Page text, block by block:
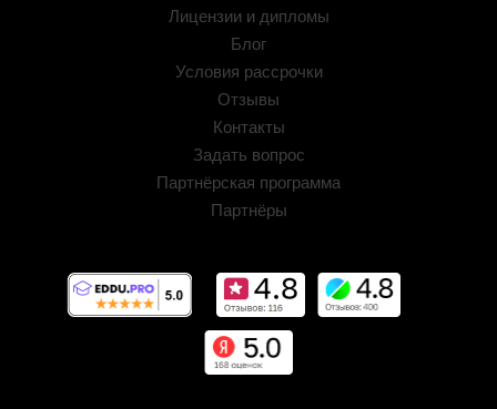
Лицензии и дипломы
Блог
Условия рассрочки
Отзывы
Контакты
Задать вопрос
Партнёрская программа
Партнёры